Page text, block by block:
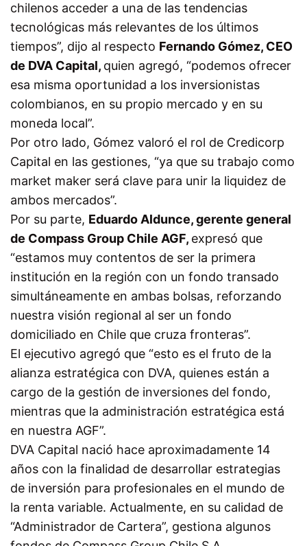
chilenos acceder a una de las tendencias
tecnológicas más relevantes de los últimos
tiempos”, dijo al respecto Fernando Gómez, CEO
de DVA Capital, quien agregó, “podemos ofrecer
esa misma oportunidad a los inversionistas
colombianos, en su propio mercado y en su
moneda local”.
Por otro lado, Gómez valoró el rol de Credicorp
Capital en las gestiones, “ya que su trabajo como
market maker será clave para unir la liquidez de
ambos mercados”.
Por su parte, Eduardo Aldunce, gerente general
de Compass Group Chile AGF, expresó que
“estamos muy contentos de ser la primera
institución en la región con un fondo transado
simultáneamente en ambas bolsas, reforzando
nuestra visión regional al ser un fondo
domiciliado en Chile que cruza fronteras”.
El ejecutivo agregó que “esto es el fruto de la
alianza estratégica con DVA, quienes están a
cargo de la gestión de inversiones del fondo,
mientras que la administración estratégica está
en nuestra AGF”.
DVA Capital nació hace aproximadamente 14
años con la finalidad de desarrollar estrategias
de inversión para profesionales en el mundo de
la renta variable. Actualmente, en su calidad de
“Administrador de Cartera”, gestiona algunos